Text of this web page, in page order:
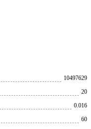
10497629
20
0.016
60